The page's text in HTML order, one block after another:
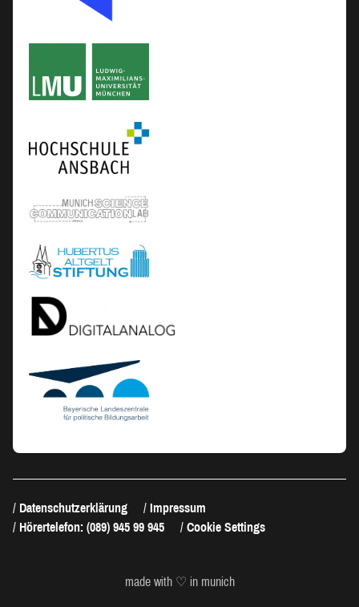
Datenschutzerklärung
Impressum
Hörertelefon: (089) 945 99 945
Cookie Settings
made with ♡ in munich